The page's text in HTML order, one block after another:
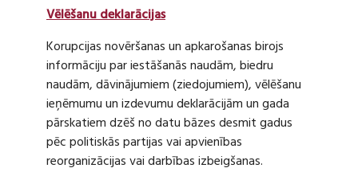
Vēlēšanu deklarācijas
Korupcijas novēršanas un apkarošanas birojs
informāciju par iestāšanās naudām, biedru
naudām, dāvinājumiem (ziedojumiem), vēlēšanu
ieņēmumu un izdevumu deklarācijām un gada
pārskatiem dzēš no datu bāzes desmit gadus
pēc politiskās partijas vai apvienības
reorganizācijas vai darbības izbeigšanas.